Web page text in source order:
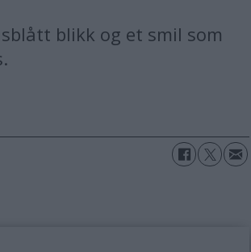
blikk og et smil som